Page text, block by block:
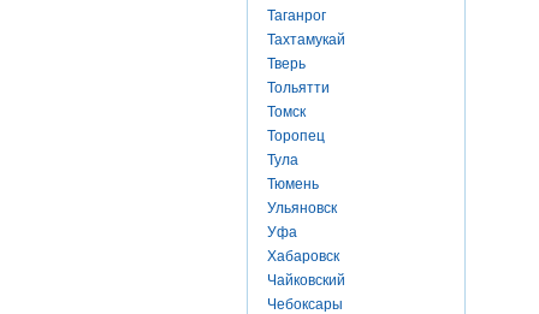
Таганрог
Тахтамукай
Тверь
Тольятти
Томск
Торопец
Тула
Тюмень
Ульяновск
Уфа
Хабаровск
Чайковский
Чебоксары